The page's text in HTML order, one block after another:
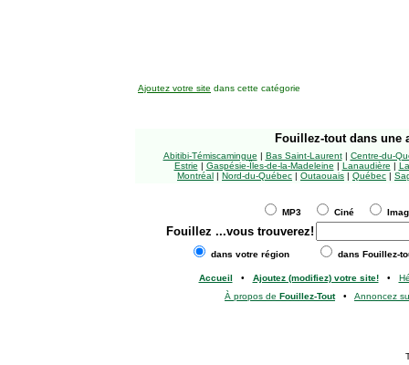
Ajoutez votre site dans cette catégorie
Fouillez-tout dans une
Abitibi-Témiscamingue | Bas Saint-Laurent| Centre-du-
Estrie | Gaspésie-Îles-de-la-Madeleine | Lanaudière |
Montréal | Nord-du-Québec | Outaouais | Québec |
MP3 Ciné
Fouillez ...vous trouverez!
dans votre région dans Fouillez-
Accueil • Ajoutez (modifiez) votre site!•
À propos de Fouillez-Tout• Annoncez